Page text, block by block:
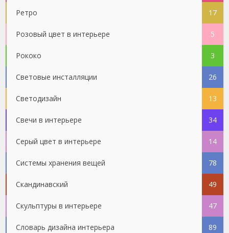
Ретро 17
Розовый цвет в интерьере 5
Рококо 3
Световые инсталляции 26
Светодизайн 13
Свечи в интерьере 34
Серый цвет в интерьере 14
Системы хранения вещей 78
Скандинавский 49
Скульптуры в интерьере 47
Словарь дизайна интерьера 89